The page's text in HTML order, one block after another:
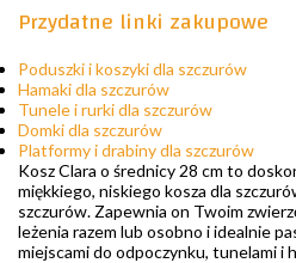
Przydatne linki zakupowe
Poduszki i koszyki dla szczurów
Hamaki dla szczurów
Tunele i rurki dla szczurów
Domki dla szczurów
Platformy i drabiny dla szczurów
Kosz Clara o średnicy 28 cm to
miękkiego, niskiego kosza dla
szczurów. Zapewnia on Twoim
leżenia razem lub osobno i idealnie
miejscami do odpoczynku, tunelami i